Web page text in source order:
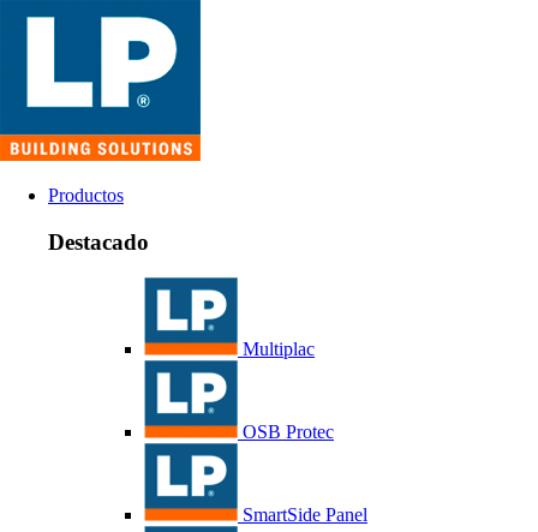
Productos
Destacado
Multiplac
OSB Protec
SmartSide Panel